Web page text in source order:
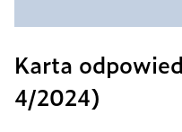
Karta
4/2024)